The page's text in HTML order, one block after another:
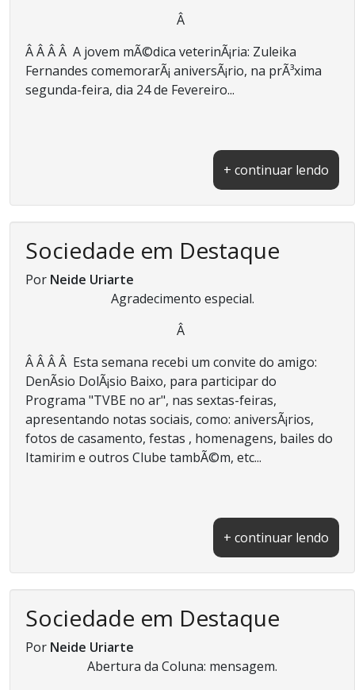
Â
Â Â Â Â A jovem mÃ©dica veterinÃ¡ria: Zuleika
Fernandes comemorarÃ¡ aniversÃ¡rio, na prÃ³xima
segunda-feira, dia 24 de Fevereiro...
+ continuar lendo
Sociedade em Destaque
Por Neide Uriarte
Agradecimento especial.
Â
Â Â Â Â Esta semana recebi um convite do amigo:
DenÃ­sio DolÃ¡sio Baixo, para participar do
Programa "TVBE no ar", nas sextas-feiras,
apresentando notas sociais, como: aniversÃ¡rios,
fotos de casamento, festas , homenagens, bailes do
Itamirim e outros Clube tambÃ©m, etc...
+ continuar lendo
Sociedade em Destaque
Por Neide Uriarte
Abertura da Coluna: mensagem.